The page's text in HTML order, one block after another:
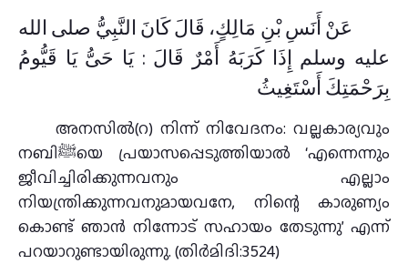
عَنْ أَنَسِ بْنِ مَالِكٍ، قَالَ كَانَ النَّبِيُّ صلى الله
عليه وسلم إِذَا كَرَبَهُ أَمْرٌ قَالَ ‏: يَا حَىُّ يَا قَيُّومُ
بِرَحْمَتِكَ أَسْتَغِيثُ
നബിﷺയെ പ്രയാസപ്പെടുത്തിയാല്‍ ‘എന്നെന്നും
ജീവിച്ചിരിക്കുന്നവനും എല്ലാം
നിയന്ത്രിക്കുന്നവനുമായവനേ, നിന്റെ കാരുണ്യം
കൊണ്ട് ഞാന്‍ നിന്നോട് സഹായം തേടുന്നു’ എന്ന്
പറയാറുണ്ടായിരുന്നു. (തിര്‍മിദി:3524)